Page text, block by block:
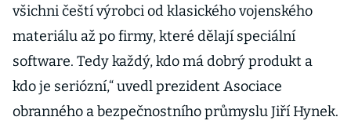
všichni čeští výrobci od klasického vojenského
materiálu až po firmy, které dělají speciální
software. Tedy každý, kdo má dobrý produkt a
kdo je seriózní,“ uvedl prezident Asociace
obranného a bezpečnostního průmyslu Jiří Hynek.